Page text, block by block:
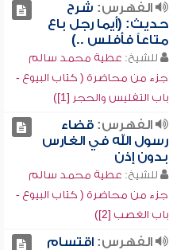
الفهرس: شرح
حديث: (أيما رجل باع
متاعاً فأفلس ..)
للشيخ: عطية محمد سالم
جزء من محاضرة ( كتاب البيوع -
باب التفليس والحجر [1])
الفهرس:قضاء
رسول الله في الغارس
بدون إذن
للشيخ: عطية محمد سالم
جزء من محاضرة ( كتاب البيوع -
باب الغصب [2])
الفهرس:اقتسام